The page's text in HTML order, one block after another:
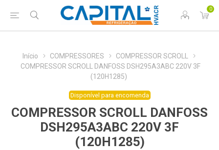
0
Início COMPRESSORES
COMPRESSOR SCROLL
COMPRESSOR SCROLL DANFOSS DSH295A3ABC 220V 3F
(120H1285)
Disponível para encomenda
COMPRESSOR SCROLL DANFOSS
DSH295A3ABC 220V 3F
(120H1285)